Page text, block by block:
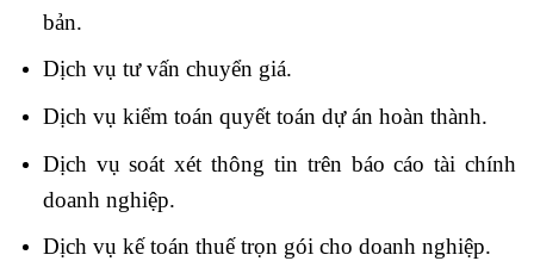
bản.
Dịch vụ tư vấn chuyển giá.
Dịch vụ kiểm toán quyết toán dự án hoàn thành.
Dịch vụ soát xét thông tin trên báo cáo tài chính
doanh nghiệp.
Dịch vụ kế toán thuế trọn gói cho doanh nghiệp.